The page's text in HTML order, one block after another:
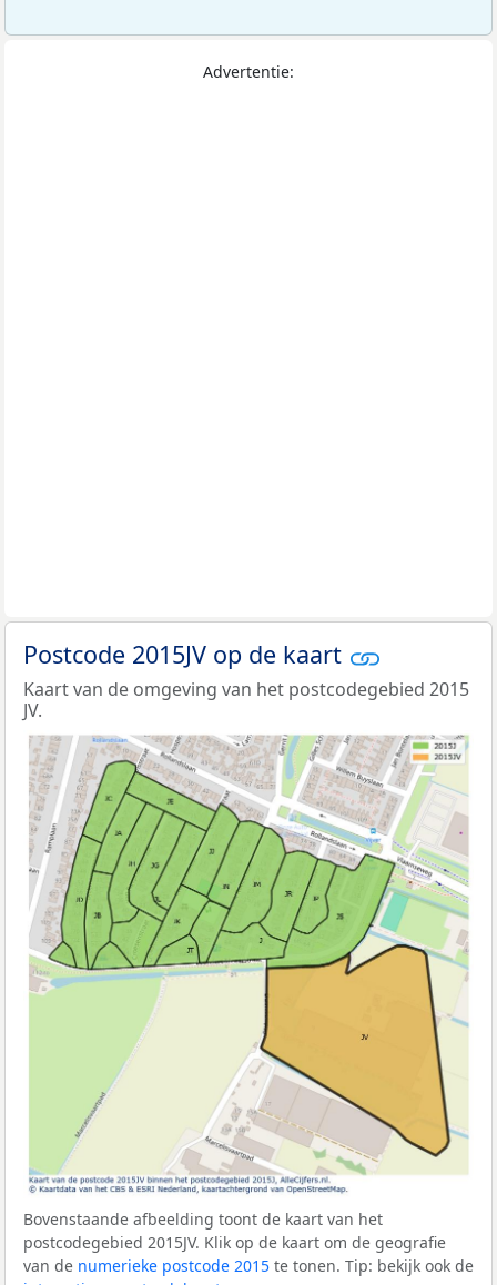
Advertentie:
Postcode 2015JV op de kaart
Kaart van de omgeving van het postcodegebied 2015
JV.
Bovenstaande afbeelding toont de kaart van het
postcodegebied 2015JV. Klik op de kaart om de geografie
van de numerieke postcode 2015 te tonen. Tip: bekijk ook de